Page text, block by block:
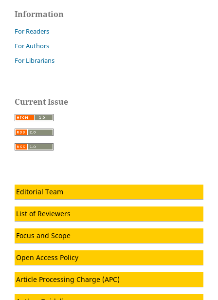
Information
For Readers
For Authors
For Librarians
Current Issue
Editorial Team
List of Reviewers
Focus and Scope
Open Access Policy
Article Processing Charge (APC)